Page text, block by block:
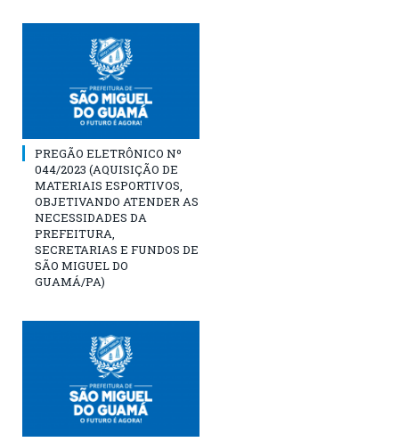
PREGÃO ELETRÔNICO Nº
044/2023 (AQUISIÇÃO DE
MATERIAIS ESPORTIVOS,
OBJETIVANDO ATENDER AS
NECESSIDADES DA
PREFEITURA,
SECRETARIAS E FUNDOS DE
SÃO MIGUEL DO
GUAMÁ/PA)